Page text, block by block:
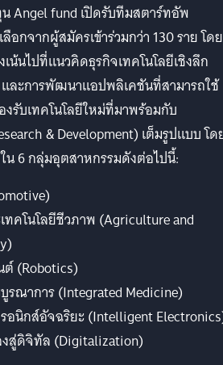
Angel fund เปิดรับทีมสตาร์ทอัพ
อกจากผู้สมัครเข้าร่วมกว่า 130 ราย โดย
น้นไปที่แนวคิดธุรกิจเทคโนโลยีเชิงลึก
และการพัฒนาแอปพลิเคชันที่สามารถใช้
งรับเทคโนโลยีใหม่ที่มาพร้อมกับ
& Development) เต็มรูปแบบ โ
น 6 กลุ่มอุตสาหกรรมดังต่อไปนี้:
ทคโนโลยีชีวภาพ (Agriculture and
(Robotics)
ณาการ (Integrated Medicine)
นิกส์อัจฉริยะ (Intelligent
สู่ดิจิทัล (Digitalization)